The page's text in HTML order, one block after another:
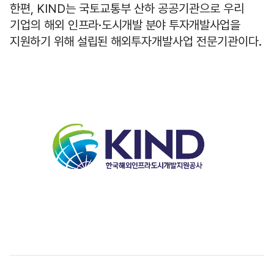
한편 , KIND는 국토교통부 산하 공공기관으로 우리
기업의 해외 인프라·도시개발 분야 투자개발사업을
지원하기 위해 설립된 해외투자개발사업 전문기관이다.